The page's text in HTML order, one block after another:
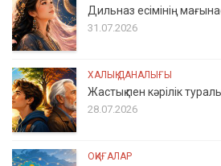
Дильназ есімінің
31.07.2026
ХАЛЫҚ ДАНАЛЫҒЫ
Жастық пен кәрілік
28.07.2026
ОҚИҒАЛАР